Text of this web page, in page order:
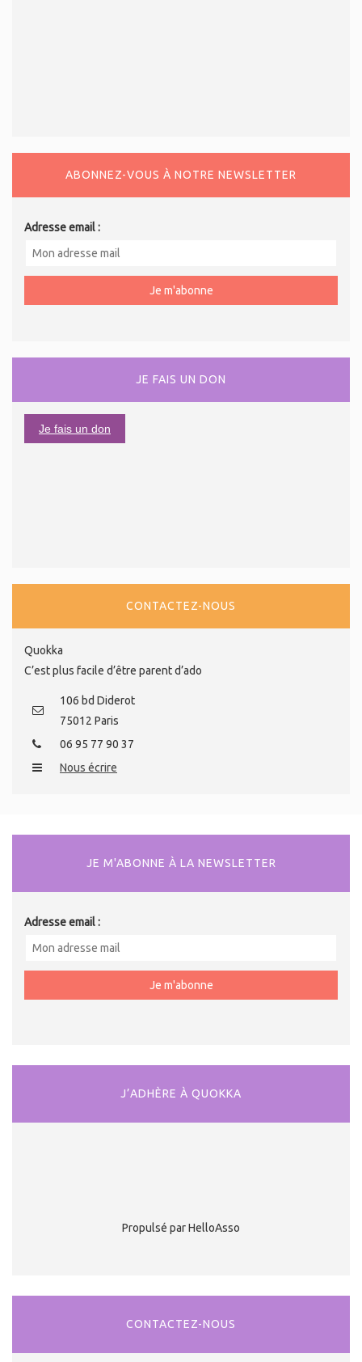
ABONNEZ-VOUS À NOTRE NEWSLETTER
Adresse email :
JE FAIS UN DON
Je fais un don
CONTACTEZ-NOUS
Quokka
C’est plus facile d’être parent d’ado
106 bd Diderot
75012 Paris
06 95 77 90 37
Nous écrire
JE M'ABONNE À LA NEWSLETTER
Adresse email :
J’ADHÈRE À QUOKKA
Propulsé par HelloAsso
CONTACTEZ-NOUS